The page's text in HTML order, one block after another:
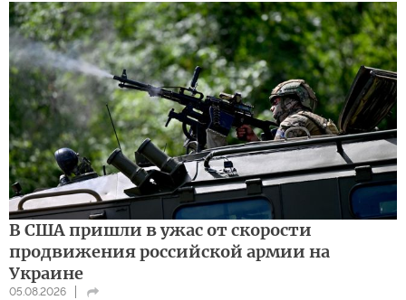
В США пришли в ужас от скорости
продвижения российской армии на
Украине
05.08.2026